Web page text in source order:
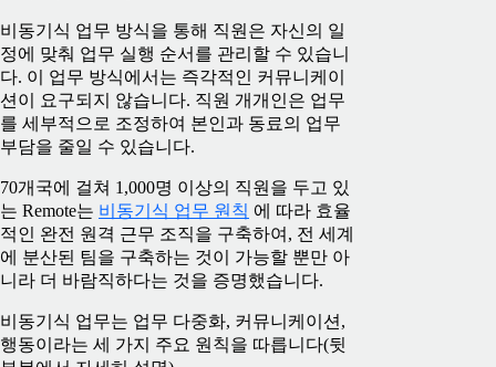
비동기식 업무 방식을 통해 직원은 자신의 일
정에 맞춰 업무 실행 순서를 관리할 수 있습니
다. 이 업무 방식에서는 즉각적인 커뮤니케이
션이 요구되지 않습니다. 직원 개개인은 업무
를 세부적으로 조정하여 본인과 동료의 업무
부담을 줄일 수 있습니다.
70개국에 걸쳐 1,000명 이상의 직원을 두고 있
는 Remote는 비동기식 업무 원칙 에 따라 효율
적인 완전 원격 근무 조직을 구축하여, 전 세계
에 분산된 팀을 구축하는 것이 가능할 뿐만 아
니라 더 바람직하다는 것을 증명했습니다.
비동기식 업무는 업무 다중화, 커뮤니케이션,
행동이라는 세 가지 주요 원칙을 따릅니다(뒷